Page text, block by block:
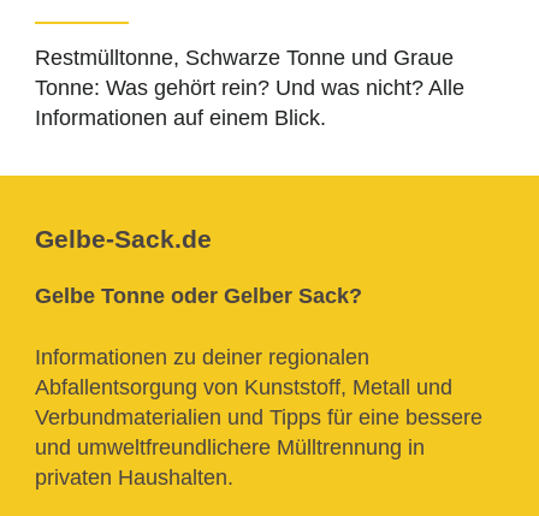
Restmülltonne, Schwarze Tonne und Graue
Tonne: Was gehört rein? Und was nicht? Alle
Informationen auf einem Blick.
Gelbe-Sack.de
Gelbe Tonne oder Gelber Sack?
Informationen zu deiner regionalen
Abfallentsorgung von Kunststoff, Metall und
Verbundmaterialien und Tipps für eine bessere
und umweltfreundlichere Mülltrennung in
privaten Haushalten.